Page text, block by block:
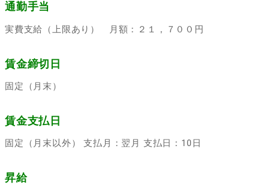
通勤手当
実費支給（上限あり） 月額：２１，７００円
賃金締切日
固定（月末）
賃金支払日
固定（月末以外） 支払月：翌月 支払日：10日
昇給